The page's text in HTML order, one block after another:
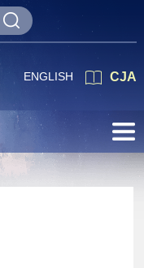
CJA
ENGLISH